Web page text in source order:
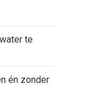
te
én zonder